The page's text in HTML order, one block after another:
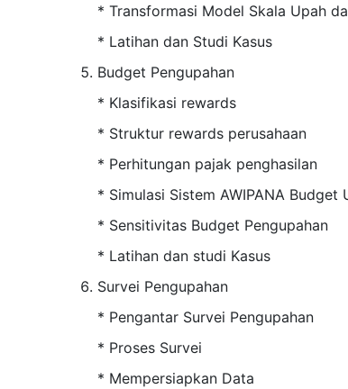
* Transformasi Model Skala Upah
* Latihan dan Studi Kasus
Budget Pengupahan
* Klasifikasi rewards
* Struktur rewards perusahaan
* Perhitungan pajak penghasilan
* Simulasi Sistem AWIPANA Budget
* Sensitivitas Budget Pengupahan
* Latihan dan studi Kasus
Survei Pengupahan
* Pengantar Survei Pengupahan
* Proses Survei
* Mempersiapkan Data